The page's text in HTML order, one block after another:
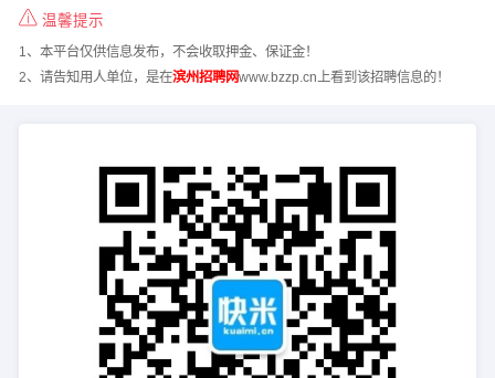
温馨提示
1、本平台仅供信息发布，不会收取押金、保证金！
2、请告知用人单位，是在滨州招聘网www.bzzp.cn上看到该招聘信息的！